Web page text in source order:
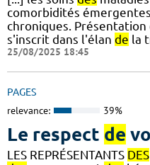
comorbidités
chroniques. Présentation
s'inscrit dans l'élan de la
25/08/2025 18:45
PAGES
relevance: 39%
Le respect de
LES REPRÉSENTANTS DES